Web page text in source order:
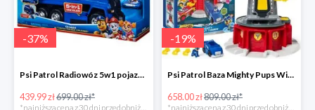
-37%
Psi Patrol Radiowóz 5w1 pojazd ratunkowy z figurką Chase'a -37%
439.99 zł699.00 zł*
-19%
Psi Patrol Baza Mighty Pups Wieża obserwacyjna+pojazd z figurką -19%
658.00 zł809.00 zł*